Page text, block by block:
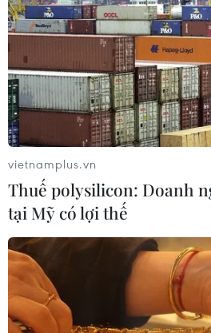
vietnamplus.vn
Thuế polysilicon: Doanh
tại Mỹ có lợi thế